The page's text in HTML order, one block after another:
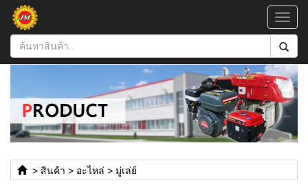
> สินค้า > อะไหล่ > มู่เล่ย์